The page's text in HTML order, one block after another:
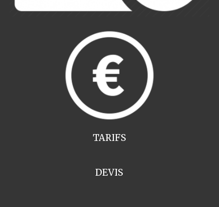
TARIFS
DEVIS